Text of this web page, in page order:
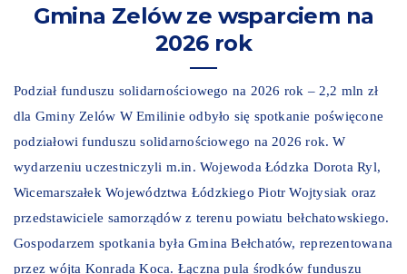
Gmina Zelów ze wsparciem na
2026 rok
Podział funduszu solidarnościowego na 2026 rok – 2,2 mln zł
dla Gminy Zelów W Emilinie odbyło się spotkanie poświęcone
podziałowi funduszu solidarnościowego na 2026 rok. W
wydarzeniu uczestniczyli m.in. Wojewoda Łódzka Dorota Ryl,
Wicemarszałek Województwa Łódzkiego Piotr Wojtysiak oraz
przedstawiciele samorządów z terenu powiatu bełchatowskiego.
Gospodarzem spotkania była Gmina Bełchatów, reprezentowana
przez wójta Konrada Koca. Łączna pula środków funduszu